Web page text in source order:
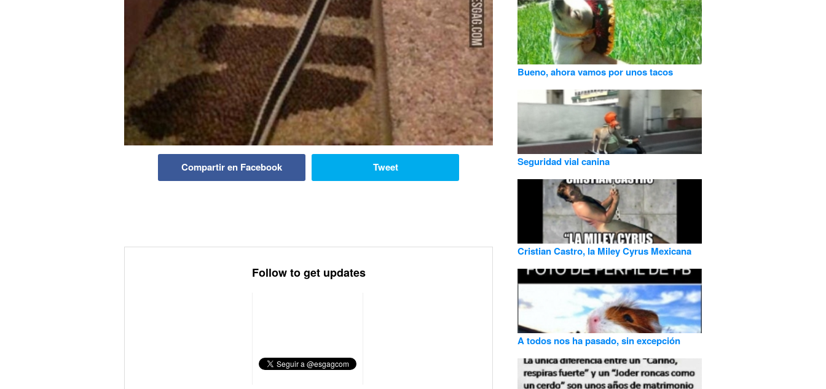
Compartir en Facebook Tweet
Follow to get updates
Bueno, ahora vamos por unos tacos
Seguridad vial canina
Cristian Castro, la Miley Cyrus Mexicana
A todos nos ha pasado, sin excepción